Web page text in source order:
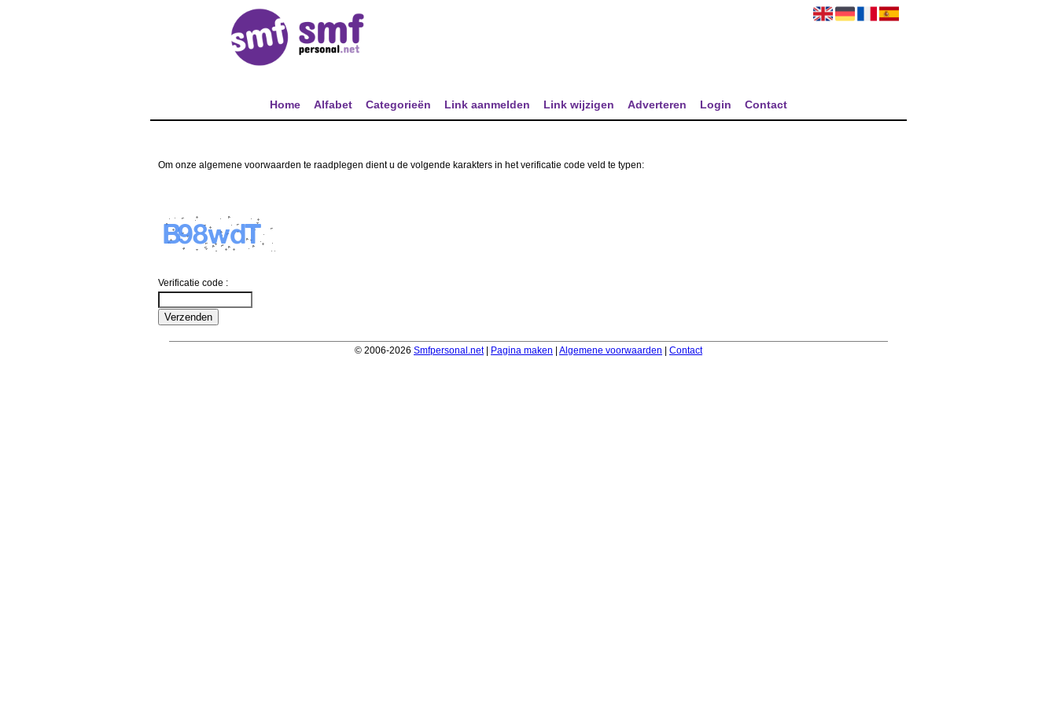
Home Alfabet Categorieën Link aanmelden Link wijzigen Adverteren Login Contact
Om onze algemene voorwaarden te raadplegen dient u de volgende karakters in het verificatie code veld te typen:
Verificatie code :
© 2006-2026 Smfpersonal.net| Pagina maken Algemene voorwaarden Contact